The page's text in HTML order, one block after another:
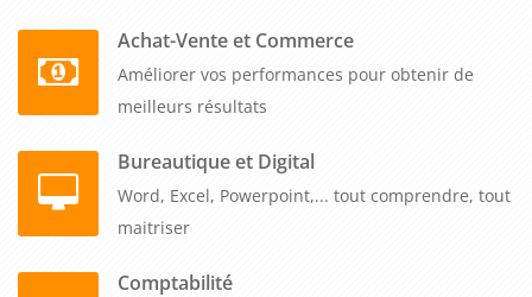
pour toute entreprise souhaitant améliorer la gestion de ses
stocks et maximiser sa rentabilité. En formant vos employés à
nécessaires pour gérer efficacement ses stocks et optimiser
ses opérations.
Achat-Vente et Commerce
Améliorer vos performances pour obtenir de
meilleurs résultats
Bureautique et Digital
Word, Excel, Powerpoint,... tout comprendre, tout
maitriser
Comptabilité